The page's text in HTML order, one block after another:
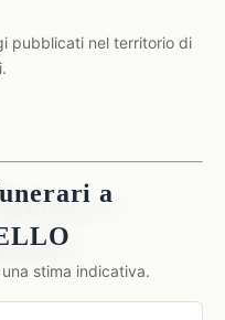
pubblicati nel territorio di
a
stima indicativa.